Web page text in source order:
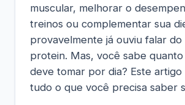
muscular, melhorar o
treinos ou complementar sua
provavelmente já ouviu falar
protein. Mas, você sabe
deve tomar por dia? Este
tudo o que você precisa saber